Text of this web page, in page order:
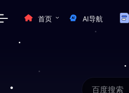
首页 AI导航